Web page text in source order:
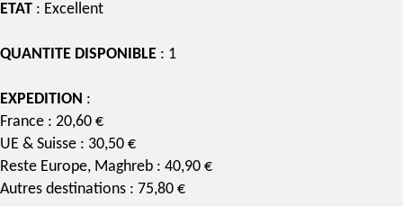
ETAT : Excellent
QUANTITE DISPONIBLE : 1
EXPEDITION :
France : 20,60 €
UE & Suisse : 30,50 €
Reste Europe, Maghreb : 40,90 €
Autres destinations : 75,80 €